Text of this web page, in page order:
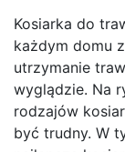
Kosiarka do
każdym domu
utrzymanie
wyglądzie. Na
rodzajów
być trudny. W